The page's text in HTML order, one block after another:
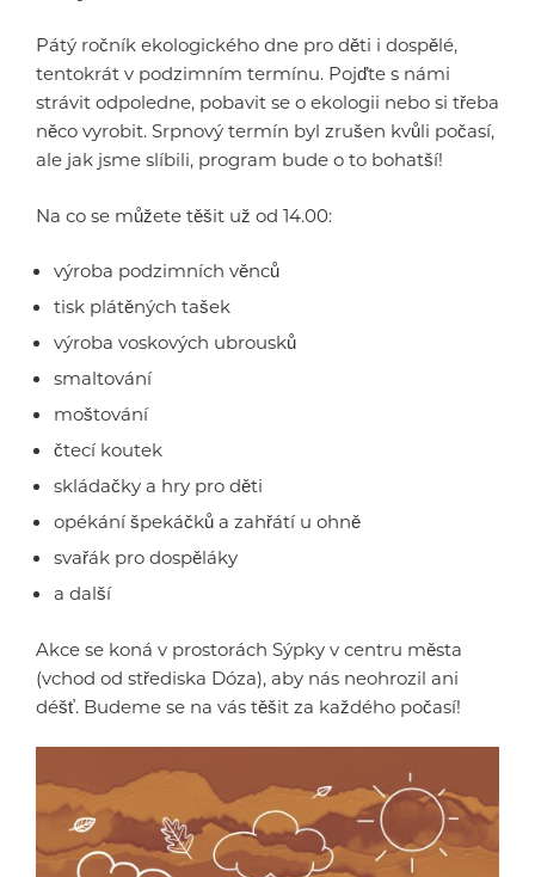
Pátý ročník ekologického dne pro děti i dospělé,
tentokrát v podzimním termínu. Pojďte s námi
strávit odpoledne, pobavit se o ekologii nebo si třeba
něco vyrobit. Srpnový termín byl zrušen kvůli počasí,
ale jak jsme slíbili, program bude o to bohatší!
Na co se můžete těšit už od 14.00:
výroba podzimních věnců
tisk plátěných tašek
výroba voskových ubrousků
smaltování
moštování
čtecí koutek
skládačky a hry pro děti
opékání špekáčků a zahřátí u ohně
svařák pro dospěláky
a další
Akce se koná v prostorách Sýpky v centru města
(vchod od střediska Dóza), aby nás neohrozil ani
déšť. Budeme se na vás těšit za každého počasí!